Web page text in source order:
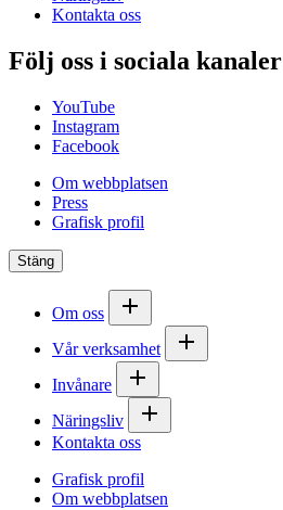
Kontakta oss
Följ oss i sociala kanaler
YouTube
Instagram
Facebook
Om webbplatsen
Press
Grafisk profil
Stäng
Om oss
Vår verksamhet
Invånare
Näringsliv
Kontakta oss
Grafisk profil
Om webbplatsen